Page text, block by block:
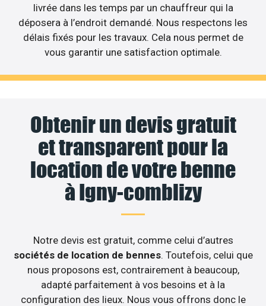
livrée dans les temps par un chauffreur qui la
déposera à l’endroit demandé. Nous respectons les
délais fixés pour les travaux. Cela nous permet de
vous garantir une satisfaction optimale.
Obtenir un devis gratuit
et transparent pour la
location de votre benne
à Igny-comblizy
Notre devis est gratuit, comme celui d’autres
sociétés de location de bennes. Toutefois, celui que
nous proposons est, contrairement à beaucoup,
adapté parfaitement à vos besoins et à la
configuration des lieux. Nous vous offrons donc le